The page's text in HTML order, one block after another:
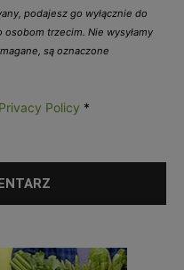
podajesz go wyłącznie do
trzecim. Nie wysyłamy
są oznaczone
Privacy Policy *